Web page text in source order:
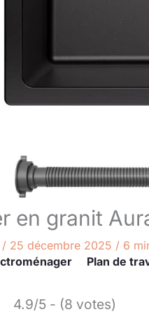
en granit
/ 25 décembre 2025 / 6
Plan de
4.9/5 - (8 votes)